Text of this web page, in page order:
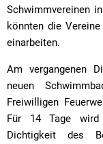
Schwimmvereinen
könnten die
einarbeiten.
Am vergangenen
neuen
Freiwilligen
Für 14 Tage wird
Dichtigkeit des